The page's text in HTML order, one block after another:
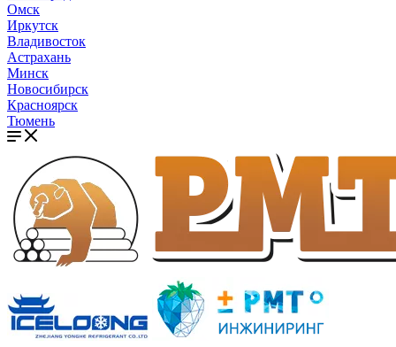
Омск
Иркутск
Владивосток
Астрахань
Минск
Новосибирск
Красноярск
Тюмень